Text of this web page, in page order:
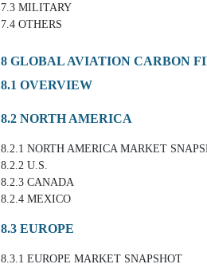
7.3 MILITARY
7.4 OTHERS
8 GLOBAL AVIATION CARBON
8.1 OVERVIEW
8.2 NORTH AMERICA
8.2.1 NORTH AMERICA MARKET
8.2.2 U.S.
8.2.3 CANADA
8.2.4 MEXICO
8.3 EUROPE
8.3.1 EUROPE MARKET SNAPSHOT